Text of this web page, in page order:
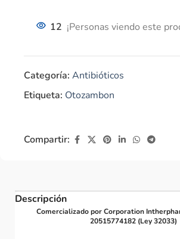
12 ¡Personas viendo este
Categoría: Antibióticos
Etiqueta: Otozambon
Compartir:
Descripción
Comercializado por Corporation
20515774182 (Ley 32033)